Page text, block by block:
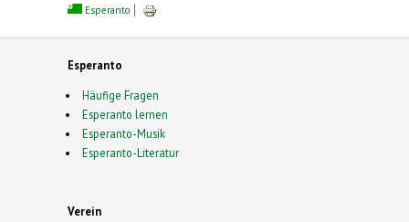
Esperanto
Esperanto
Häufige Fragen
Esperanto lernen
Esperanto-Musik
Esperanto-Literatur
Verein